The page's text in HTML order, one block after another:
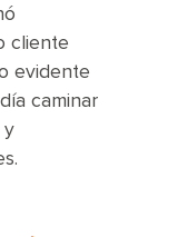
cliente
evidente
caminar
y